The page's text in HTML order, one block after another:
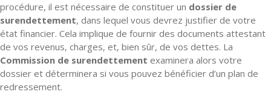
procédure, il est nécessaire de constituer un dossier de
surendettement, dans lequel vous devrez justifier de votre
état financier. Cela implique de fournir des documents attestant
de vos revenus, charges, et, bien sûr, de vos dettes. La
Commission de surendettement examinera alors votre
dossier et déterminera si vous pouvez bénéficier d’un plan de
redressement.